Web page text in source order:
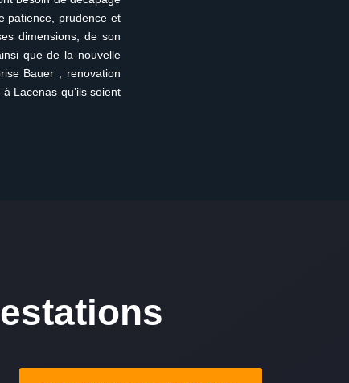
patience, prudence et
dimensions, de son
que de la nouvelle
Bauer , renovation
Lacenas qu’ils soient